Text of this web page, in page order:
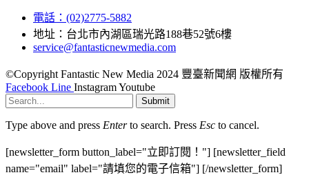
電話：(02)2775-5882
地址：台北市內湖區瑞光路188巷52號6樓
service@fantasticnewmedia.com
©Copyright Fantastic New Media 2024 豐臺新聞網 版權所有
Facebook Line InstagramYoutube
Submit
Type above and press Enterto search. Press Esc to cancel.
[newsletter_form button_label="立即訂閱！"] [newsletter_field
name="email" label="請填您的電子信箱"] [/newsletter_form]